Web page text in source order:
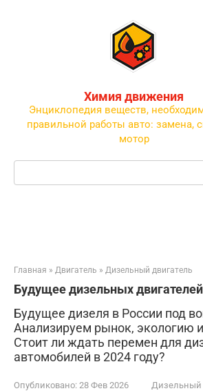
Химия движения
Энциклопедия веществ,
правильной работы авто: замена,
мотор
Поиск:
Главная » Двигатель » Дизельный двигатель
Будущее дизельных
Будущее дизеля в России под
Анализируем рынок, экологию
Стоит ли ждать перемен для
автомобилей в 2024 году?
Опубликовано: 28 Фев 2026
Дизельный